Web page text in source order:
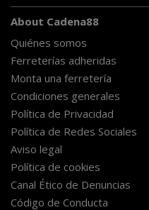
About Cadena88
Quiénes somos
Ferreterías adheridas
Monta una ferretería
Condiciones generales
Política de Privacidad
Política de Redes Sociales
Aviso legal
Política de cookies
Canal Ético de Denuncias
Código de Conducta